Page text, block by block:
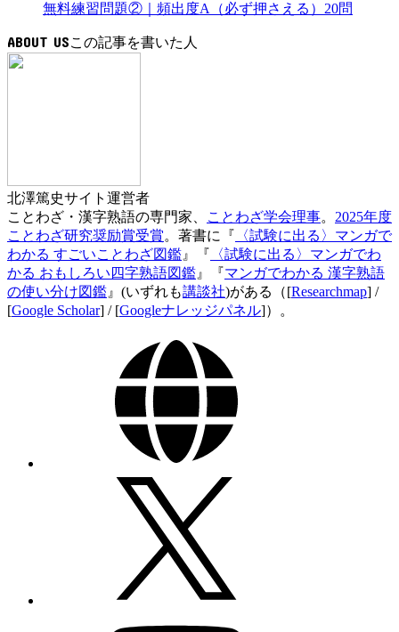
無料練習問題②｜頻出度A（必ず押さえる）20問
ABOUT US
北澤篤史サイト運営者
ことわざ・漢字熟語の専門家、
ことわざ学会理事。 2025年度
ことわざ研究奨励賞受賞。著書に『 〈試験に出る〉マンガで
わかる すごいことわざ図鑑 』『 〈試験に出る〉マンガでわ
かる おもしろい四字熟語図鑑 』『マンガでわかる 漢字熟語
の使い分け図鑑 』(いずれも講談社)がある（[Researchmap] /
[Google Scholar] / [Googleナレッジパネル]）。